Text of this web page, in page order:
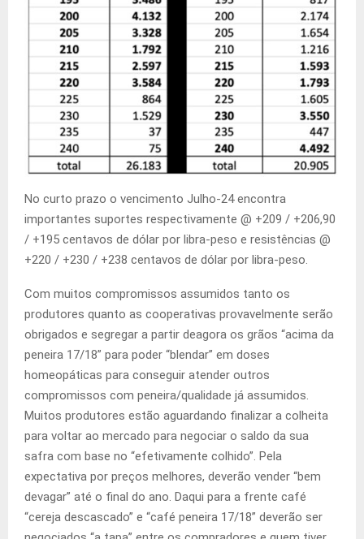
No curto prazo o vencimento Julho-24 encontra
importantes suportes respectivamente @ +209 / +206,90
/ +195 centavos de dólar por libra-peso e resistências @
+220 / +230 / +238 centavos de dólar por libra-peso.
Com muitos compromissos assumidos tanto os
produtores quanto as cooperativas provavelmente serão
obrigados e segregar a partir deagora os grãos “acima da
peneira 17/18” para poder “blendar” em doses
homeopáticas para conseguir atender outros
compromissos com peneira/qualidade já assumidos.
Muitos produtores estão aguardando finalizar a colheita
para voltar ao mercado para negociar o saldo da sua
safra com base no “efetivamente colhido”. Pela
expectativa por preços melhores, deverão vender “bem
devagar” até o final do ano. Daqui para a frente café
“cereja descascado” e “café peneira 17/18” deverão ser